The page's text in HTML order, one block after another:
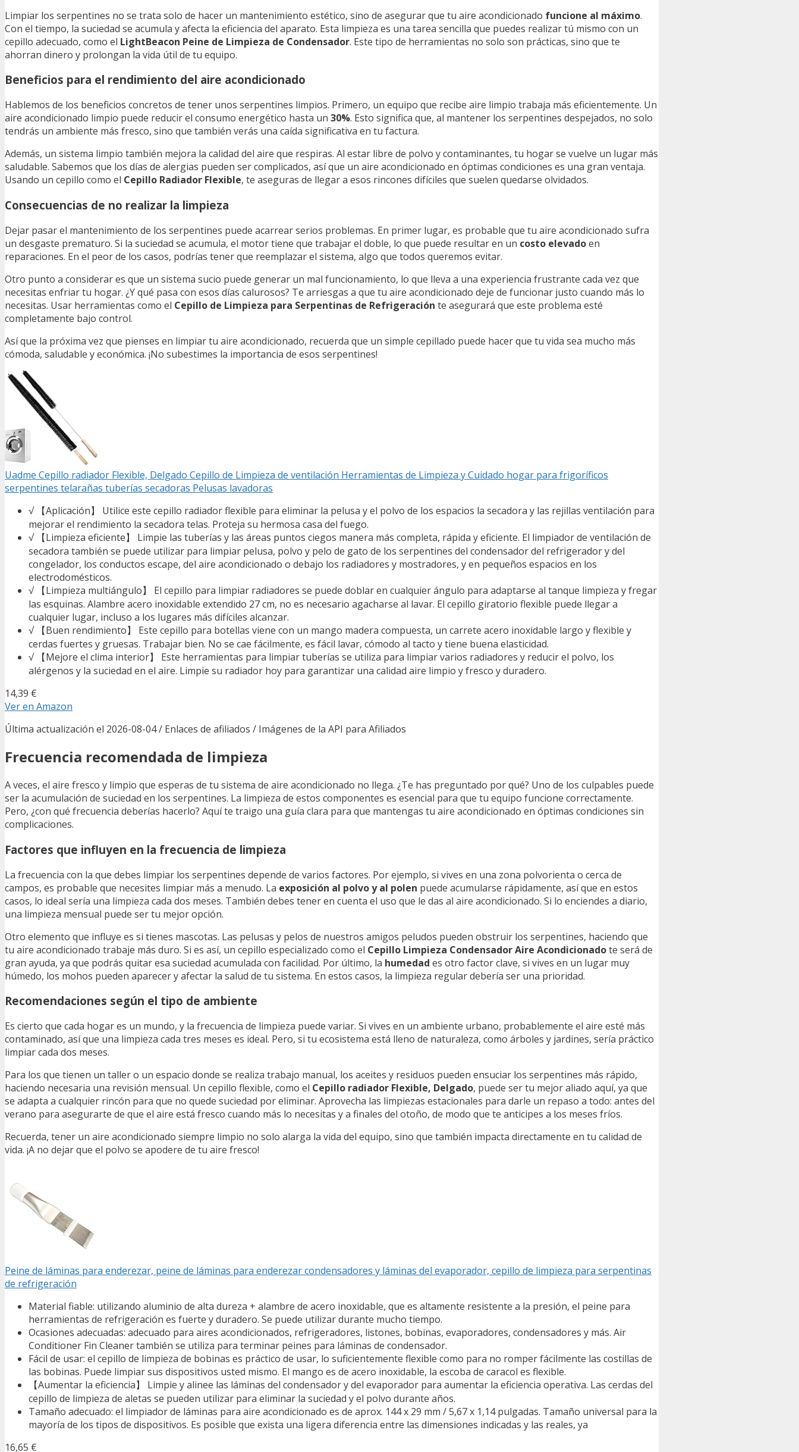
Limpiar los serpentines no se trata solo de hacer un mantenimiento estético, sino de asegurar que tu aire acondicionado funcione al máximo.
Con el tiempo, la suciedad se acumula y afecta la eficiencia del aparato. Esta limpieza es una tarea sencilla que puedes realizar tú mismo con un
cepillo adecuado, como el LightBeacon Peine de Limpieza de Condensador. Este tipo de herramientas no solo son prácticas, sino que te
ahorran dinero y prolongan la vida útil de tu equipo.
Beneficios para el rendimiento del aire acondicionado
Hablemos de los beneficios concretos de tener unos serpentines limpios. Primero, un equipo que recibe aire limpio trabaja más eficientemente. Un
aire acondicionado limpio puede reducir el consumo energético hasta un 30%. Esto significa que, al mantener los serpentines despejados, no solo
tendrás un ambiente más fresco, sino que también verás una caída significativa en tu factura.
Además, un sistema limpio también mejora la calidad del aire que respiras. Al estar libre de polvo y contaminantes, tu hogar se vuelve un lugar más
saludable. Sabemos que los días de alergias pueden ser complicados, así que un aire acondicionado en óptimas condiciones es una gran ventaja.
Usando un cepillo como el Cepillo Radiador Flexible, te aseguras de llegar a esos rincones difíciles que suelen quedarse olvidados.
Consecuencias de no realizar la limpieza
Dejar pasar el mantenimiento de los serpentines puede acarrear serios problemas. En primer lugar, es probable que tu aire acondicionado sufra
un desgaste prematuro. Si la suciedad se acumula, el motor tiene que trabajar el doble, lo que puede resultar en un costo elevadoen
reparaciones. En el peor de los casos, podrías tener que reemplazar el sistema, algo que todos queremos evitar.
Otro punto a considerar es que un sistema sucio puede generar un mal funcionamiento, lo que lleva a una experiencia frustrante cada vez que
necesitas enfriar tu hogar. ¿Y qué pasa con esos días calurosos? Te arriesgas a que tu aire acondicionado deje de funcionar justo cuando más lo
necesitas. Usar herramientas como el Cepillo de Limpieza para Serpentinas de Refrigeración te asegurará que este problema esté
completamente bajo control.
Así que la próxima vez que pienses en limpiar tu aire acondicionado, recuerda que un simple cepillado puede hacer que tu vida sea mucho más
cómoda, saludable y económica. ¡No subestimes la importancia de esos serpentines!
Uadme Cepillo radiador Flexible, Delgado Cepillo de Limpieza de ventilación Herramientas de Limpieza y Cuidado hogar para frigoríficos
serpentines telarañas tuberías secadoras Pelusas lavadoras
√ 【Aplicación】 Utilice este cepillo radiador flexible para eliminar la pelusa y el polvo de los espacios la secadora y las rejillas ventilación para
mejorar el rendimiento la secadora telas. Proteja su hermosa casa del fuego.
√ 【Limpieza eficiente】 Limpie las tuberías y las áreas puntos ciegos manera más completa, rápida y eficiente. El limpiador de ventilación de
secadora también se puede utilizar para limpiar pelusa, polvo y pelo de gato de los serpentines del condensador del refrigerador y del
congelador, los conductos escape, del aire acondicionado o debajo los radiadores y mostradores, y en pequeños espacios en los
electrodomésticos.
√ 【Limpieza multiángulo】 El cepillo para limpiar radiadores se puede doblar en cualquier ángulo para adaptarse al tanque limpieza y fregar
las esquinas. Alambre acero inoxidable extendido 27 cm, no es necesario agacharse al lavar. El cepillo giratorio flexible puede llegar a
cualquier lugar, incluso a los lugares más difíciles alcanzar.
√ 【Buen rendimiento】 Este cepillo para botellas viene con un mango madera compuesta, un carrete acero inoxidable largo y flexible y
cerdas fuertes y gruesas. Trabajar bien. No se cae fácilmente, es fácil lavar, cómodo al tacto y tiene buena elasticidad.
√ 【Mejore el clima interior】 Este herramientas para limpiar tuberías se utiliza para limpiar varios radiadores y reducir el polvo, los
alérgenos y la suciedad en el aire. Limpie su radiador hoy para garantizar una calidad aire limpio y fresco y duradero.
14,39 €
Ver en Amazon
Última actualización el 2026-08-04 / Enlaces de afiliados / Imágenes de la API para Afiliados
Frecuencia recomendada de limpieza
A veces, el aire fresco y limpio que esperas de tu sistema de aire acondicionado no llega. ¿Te has preguntado por qué? Uno de los culpables puede
ser la acumulación de suciedad en los serpentines. La limpieza de estos componentes es esencial para que tu equipo funcione correctamente.
Pero, ¿con qué frecuencia deberías hacerlo? Aquí te traigo una guía clara para que mantengas tu aire acondicionado en óptimas condiciones sin
complicaciones.
Factores que influyen en la frecuencia de limpieza
La frecuencia con la que debes limpiar los serpentines depende de varios factores. Por ejemplo, si vives en una zona polvorienta o cerca de
campos, es probable que necesites limpiar más a menudo. La exposición al polvo y al polen puede acumularse rápidamente, así que en estos
casos, lo ideal sería una limpieza cada dos meses. También debes tener en cuenta el uso que le das al aire acondicionado. Si lo enciendes a diario,
una limpieza mensual puede ser tu mejor opción.
Otro elemento que influye es si tienes mascotas. Las pelusas y pelos de nuestros amigos peludos pueden obstruir los serpentines, haciendo que
tu aire acondicionado trabaje más duro. Si es así, un cepillo especializado como el Cepillo Limpieza Condensador Aire Acondicionadote será de
gran ayuda, ya que podrás quitar esa suciedad acumulada con facilidad. Por último, la humedad es otro factor clave, si vives en un lugar muy
húmedo, los mohos pueden aparecer y afectar la salud de tu sistema. En estos casos, la limpieza regular debería ser una prioridad.
Recomendaciones según el tipo de ambiente
Es cierto que cada hogar es un mundo, y la frecuencia de limpieza puede variar. Si vives en un ambiente urbano, probablemente el aire esté más
contaminado, así que una limpieza cada tres meses es ideal. Pero, si tu ecosistema está lleno de naturaleza, como árboles y jardines, sería práctico
limpiar cada dos meses.
Para los que tienen un taller o un espacio donde se realiza trabajo manual, los aceites y residuos pueden ensuciar los serpentines más rápido,
haciendo necesaria una revisión mensual. Un cepillo flexible, como el Cepillo radiador Flexible, Delgado, puede ser tu mejor aliado aquí, ya que
se adapta a cualquier rincón para que no quede suciedad por eliminar. Aprovecha las limpiezas estacionales para darle un repaso a todo: antes del
verano para asegurarte de que el aire está fresco cuando más lo necesitas y a finales del otoño, de modo que te anticipes a los meses fríos.
Recuerda, tener un aire acondicionado siempre limpio no solo alarga la vida del equipo, sino que también impacta directamente en tu calidad de
vida. ¡A no dejar que el polvo se apodere de tu aire fresco!
Peine de láminas para enderezar, peine de láminas para enderezar condensadores y láminas del evaporador, cepillo de limpieza para serpentinas
de refrigeración
Material fiable: utilizando aluminio de alta dureza + alambre de acero inoxidable, que es altamente resistente a la presión, el peine para
herramientas de refrigeración es fuerte y duradero. Se puede utilizar durante mucho tiempo.
Ocasiones adecuadas: adecuado para aires acondicionados, refrigeradores, listones, bobinas, evaporadores, condensadores y más. Air
Conditioner Fin Cleaner también se utiliza para terminar peines para láminas de condensador.
Fácil de usar: el cepillo de limpieza de bobinas es práctico de usar, lo suficientemente flexible como para no romper fácilmente las costillas de
las bobinas. Puede limpiar sus dispositivos usted mismo. El mango es de acero inoxidable, la escoba de caracol es flexible.
【Aumentar la eficiencia】 Limpie y alinee las láminas del condensador y del evaporador para aumentar la eficiencia operativa. Las cerdas del
cepillo de limpieza de aletas se pueden utilizar para eliminar la suciedad y el polvo durante años.
Tamaño adecuado: el limpiador de láminas para aire acondicionado es de aprox. 144 x 29 mm / 5,67 x 1,14 pulgadas. Tamaño universal para la
mayoría de los tipos de dispositivos. Es posible que exista una ligera diferencia entre las dimensiones indicadas y las reales, ya
16,65 €